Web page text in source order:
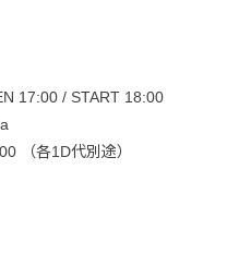
17:00 / START 18:00
（各1D代別途）